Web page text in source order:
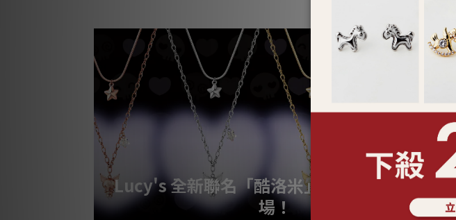
配：月光石 x 黑尖晶 x 純銀手鍊月光石與黑尖晶搭配 925純銀手鍊，呈現出低調
但不失層次感的街頭魅力。月光石象徵女性力量，減輕焦慮、舒緩壓力，守護
愛情、提升魅力，讓您面對日常也不忘寵愛自己。黑尖晶希望與勇氣之石，堅
強意
Lucy's 全新聯名「酷洛米」限量飾品搶先登
場！